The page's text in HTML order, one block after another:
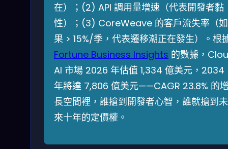
在）；(2) API 調用量增速（代表開發者黏
性）；(3) CoreWeave 的客戶流失率（如
果 > 15%/季，代表遷移潮正在發生）。根
Fortune Business Insights 的數據，
AI 市場 2026 年估值 1,334 億美元，2034
年將達 7,806 億美元——CAGR 23.8% 的
長空間裡，誰搶到開發者心智，誰就搶到未
來十年的定價權。